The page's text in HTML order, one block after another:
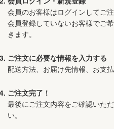
会員のお客様はログインしてご
会員登録していないお客様でご
きます。
ご注文に必要な情報を入力する
配送方法、お届け先情報、お支
ご注文完了！
最後にご注文内容をご確認いた
い。